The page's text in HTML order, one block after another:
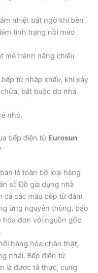
nhiệt bất ngờ khi bên
tình trạng nồi méo
mẻ tránh nắng chiếu
từ nhập khẩu, khi xảy
bắt buộc do nhà
nhỏ.
bếp điện từ Eurosun
lẻ toàn bộ loại hàng
sỉ: Đồ gia dụng nhà
cả các mẫu bếp từ đảm
ứng nguyên thùng, bảo
đơn với nguồn gốc
hàng hóa chân thật,
nhái. Bếp điện từ
là được tả thực, cung